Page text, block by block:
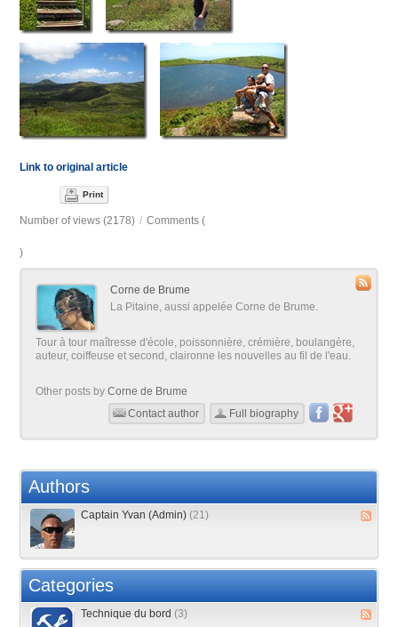
Link to original article
Print
Number of views (2178) / Comments (
)
Corne de Brume
La Pitaine, aussi appelée Corne de Brume.
Tour à tour maîtresse d'école, poissonnière, crémière, boulangère,
auteur, coiffeuse et second, claironne les nouvelles au fil de l'eau.
Other posts byCorne de Brume
Contact author
Full biography
Authors
Captain Yvan (Admin) (21)
Categories
Technique du bord (3)